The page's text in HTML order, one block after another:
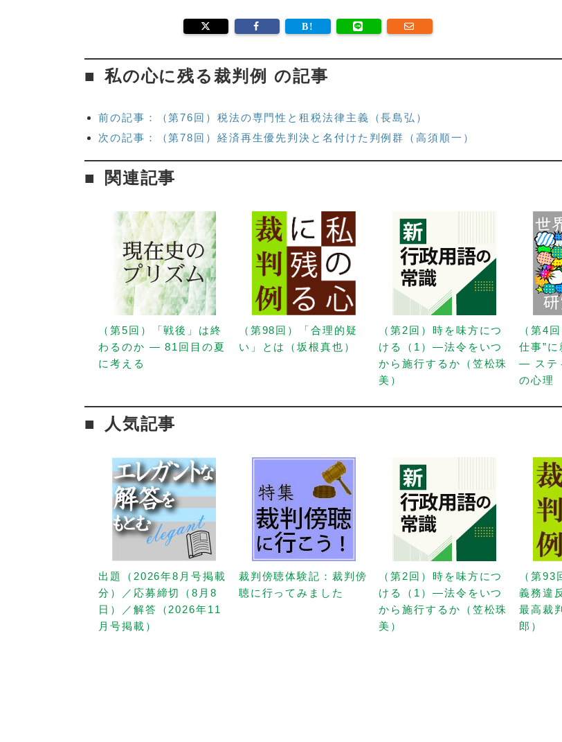
私の心に残る裁判例 の記事
前の記事：（第76回）税法の専門性と租税法律主義（長島弘）
次の記事：（第78回）経済再生優先判決と名付けた判例群（高須順一）
関連記事
（第5回）「戦後」は終
わるのか — 81回目の夏
に考える
（第98回）「合理的疑
い」とは（坂根真也）
（第2回）時を味方につ
ける（1）—法令をいつ
から施行するか（笠松珠
美）
（第4
仕事”に
— ステ
の心理
人気記事
出題（2026年8月号掲載
分）／応募締切（8月8
日）／解答（2026年11
月号掲載）
裁判傍聴体験記：裁判傍
聴に行ってみました
（第2回）時を味方につ
ける（1）—法令をいつ
から施行するか（笠松珠
美）
（第93
義務違
最高裁
郎）